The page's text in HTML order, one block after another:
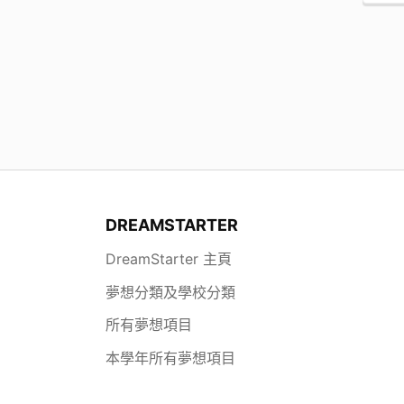
DREAMSTARTER
DreamStarter 主頁
夢想分類及學校分類
所有夢想項目
本學年所有夢想項目